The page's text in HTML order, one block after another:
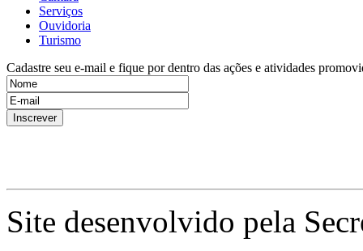
Serviços
Ouvidoria
Turismo
Cadastre seu e-mail e fique por dentro das ações e atividades
Site desenvolvido pela